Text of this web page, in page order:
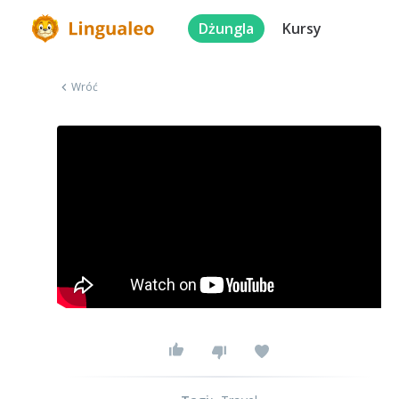
Dżungla Kursy
Wróć